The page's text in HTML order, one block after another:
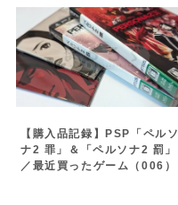
【購入品記録】PSP「ペルソ
ナ2 罪」＆「ペルソナ2 罰」
／最近買ったゲーム（006）